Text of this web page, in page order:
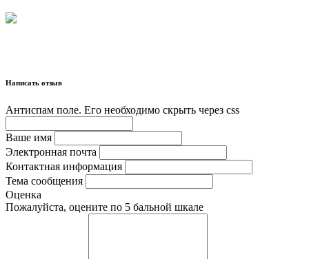
Написать отзыв
Антиспам поле. Его необходимо скрыть через css
Ваше имя
Электронная почта
Контактная информация
Тема сообщения
Оценка
Пожалуйста, оцените по 5 бальной шкале